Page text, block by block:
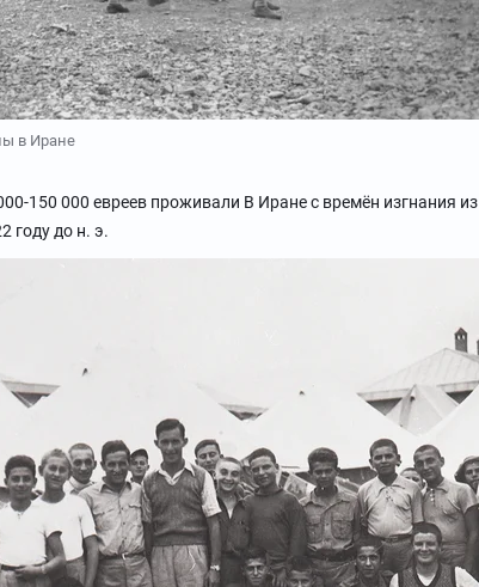
в Иране
150 000 евреев проживали В Иране с времён изгнания из
году до н. э.